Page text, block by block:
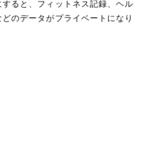
ると、フィットネス記録、ヘル
のデータがプライベートになり